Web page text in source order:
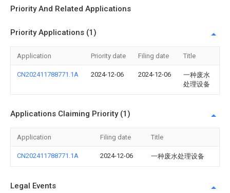
Priority And Related Applications
Priority Applications (1)
Application Priority date Filing date Title
CN202411788771.1A 2024-12-06 2024-12-06
一种废水
处理设备
Applications Claiming Priority (1)
Application Filing date Title
CN202411788771.1A 2024-12-06 一种废水处理设备
Legal Events